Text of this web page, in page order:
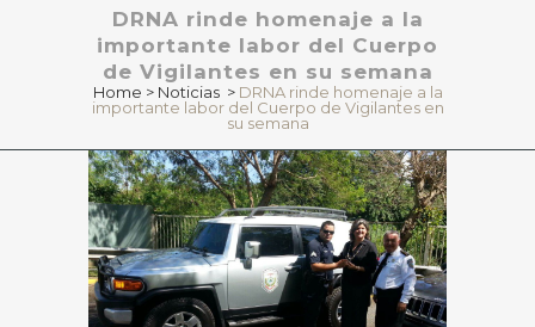
DRNA rinde homenaje a la
importante labor del Cuerpo
de Vigilantes en su semana
Home > Noticias > DRNA rinde homenaje a la
importante labor del Cuerpo de Vigilantes en
su semana